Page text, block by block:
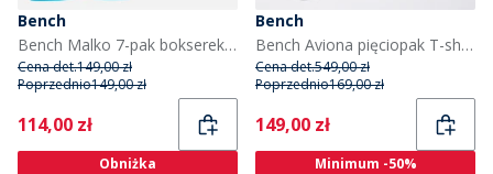
Bench
Bench Malko 7-pak bokserek dla niego kolory czarny/​jasnoturkusowy/​granatowy/​czerwony/​biały/​jasny khaki/​niebieski
Cena det.149,00 zł
Poprzednio149,00 zł
Current
114,00 zł
Obniżka
Bench
Bench Aviona pięciopak T-shirtów dla niego kolor Mixed
Cena det.549,00 zł
Poprzednio169,00 zł
Current
149,00 zł
Minimum -50%